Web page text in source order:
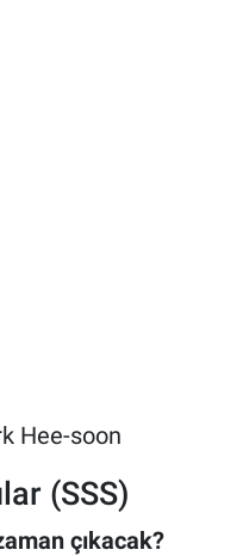
Hee-soon
(SSS)
çıkacak?